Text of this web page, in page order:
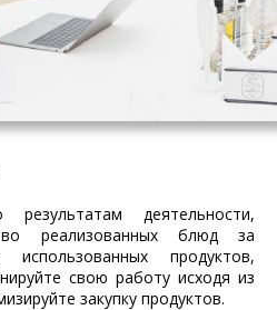
деятельности,
реализованных блюд за
использованных продуктов,
свою работу исходя из
закупку продуктов.